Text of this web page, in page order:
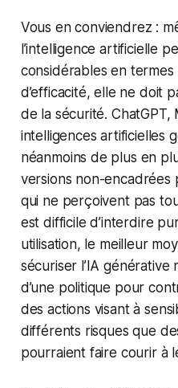
Vous en conviendrez :
l’intelligence artificielle
considérables en
d’efficacité, elle ne doit
de la sécurité.
intelligences artificielles
néanmoins de plus en
versions non-encadrées
qui ne perçoivent pas
est difficile d’interdire
utilisation, le meilleur
sécuriser l’IA générative
d’une politique pour
des actions visant à
différents risques que
pourraient faire courir à